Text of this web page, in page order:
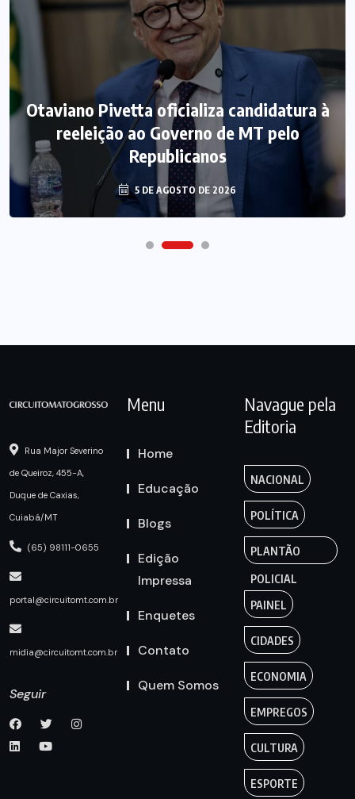
Otaviano Pivetta oficializa candidatura à
reeleição ao Governo de MT pelo
Republicanos
5 DE AGOSTO DE 2026
Rua Major Severino
de Queiroz, 455-A,
Duque de Caxias,
Cuiabá/MT
(65) 98111-0655
portal@circuitomt.com.br
midia@circuitomt.com.br
Seguir
Menu
Home
Educação
Blogs
Edição
Impressa
Enquetes
Contato
Quem Somos
Navague pela
Editoria
NACIONAL
POLÍTICA
PLANTÃO
POLICIAL
PAINEL
CIDADES
ECONOMIA
EMPREGOS
CULTURA
ESPORTE